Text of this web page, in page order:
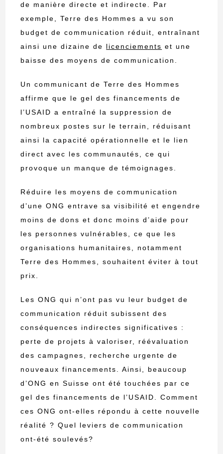
de manière directe et indirecte. Par
exemple, Terre des Hommes a vu son
budget de communication réduit, entraînant
ainsi une dizaine de licenciements et une
baisse des moyens de communication.
Un communicant de Terre des Hommes
affirme que le gel des financements de
l’USAID a entraîné la suppression de
nombreux postes sur le terrain, réduisant
ainsi la capacité opérationnelle et le lien
direct avec les communautés, ce qui
provoque un manque de témoignages.
Réduire les moyens de communication
d’une ONG entrave sa visibilité et engendre
moins de dons et donc moins d’aide pour
les personnes vulnérables, ce que les
organisations humanitaires, notamment
Terre des Hommes, souhaitent éviter à tout
prix.
Les ONG qui n’ont pas vu leur budget de
communication réduit subissent des
conséquences indirectes significatives :
perte de projets à valoriser, réévaluation
des campagnes, recherche urgente de
nouveaux financements. Ainsi, beaucoup
d’ONG en Suisse ont été touchées par ce
gel des financements de l’USAID. Comment
ces ONG ont-elles répondu à cette nouvelle
réalité ? Quel leviers de communication
ont-été soulevés?